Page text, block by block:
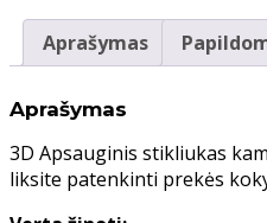
Aprašymas
Aprašymas
3D Apsauginis stikliukas
liksite patenkinti prekės